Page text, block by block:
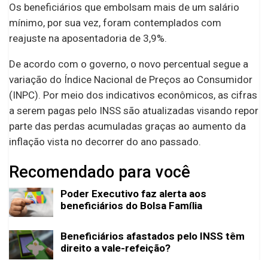
Os beneficiários que embolsam mais de um salário
mínimo, por sua vez, foram contemplados com
reajuste na aposentadoria de 3,9%.
De acordo com o governo, o novo percentual segue a
variação do Índice Nacional de Preços ao Consumidor
(INPC). Por meio dos indicativos econômicos, as cifras
a serem pagas pelo INSS são atualizadas visando repor
parte das perdas acumuladas graças ao aumento da
inflação vista no decorrer do ano passado.
Recomendado para você
Poder Executivo faz alerta aos
beneficiários do Bolsa Família
Beneficiários afastados pelo INSS têm
direito a vale-refeição?